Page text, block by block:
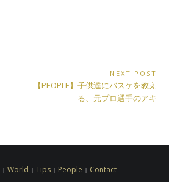
NEXT POST
Next
【PEOPLE】子供達にバスケを教え
る、元プロ選手のアキ
World Tips People Contact